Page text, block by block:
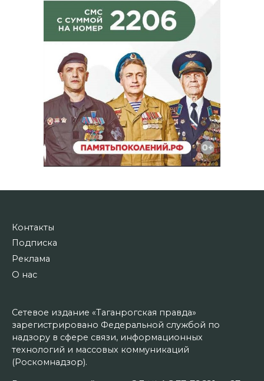
Контакты
Подписка
Реклама
О нас
Сетевое издание «Таганрогская правда»
зарегистрировано Федеральной службой по
надзору в сфере связи, информационных
технологий и массовых коммуникаций
(Роскомнадзор).